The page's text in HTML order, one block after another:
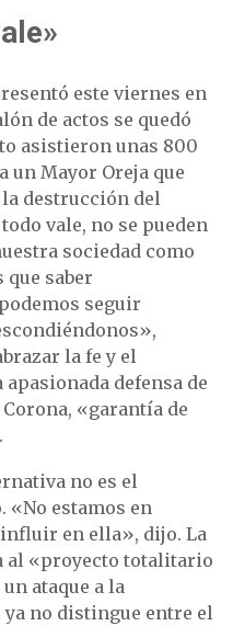
este viernes en
de actos se quedó
asistieron unas 800
un Mayor Oreja que
destrucción del
vale, no se pueden
sociedad como
que saber
seguir
la fe y el
defensa de
«garantía de
no es el
estamos en
en ella», dijo. La
al «proyecto totalitario
ataque a la
no distingue entre el